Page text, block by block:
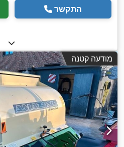
התקשר
מודעה קטנה